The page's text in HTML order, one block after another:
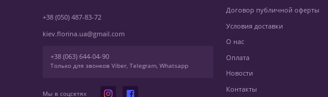
+38 (050) 487-83-72
kiev.florina.ua@gmail.com
+38 (063) 644-04-90
Только для звонков Viber, Telegram, Whatsapp
Мы в соцсетях
Договор публичной оферты
Условия доставки
О нас
Оплата
Новости
Контакты